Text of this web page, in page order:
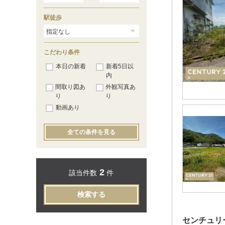
センチュリ
和歌山市（87）
駅徒歩
こだわり条件
本日の新着
新着5日以
内
間取り図あ
り
外観写真あ
り
動画あり
全ての条件を見る
該当件数 2 件
検索する